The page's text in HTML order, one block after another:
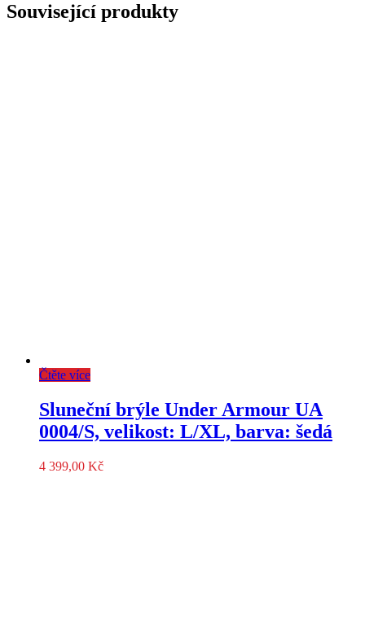
Související produkty
Čtěte více
Sluneční brýle Under Armour UA
0004/S, velikost: L/XL, barva: šedá
4 399,00 Kč